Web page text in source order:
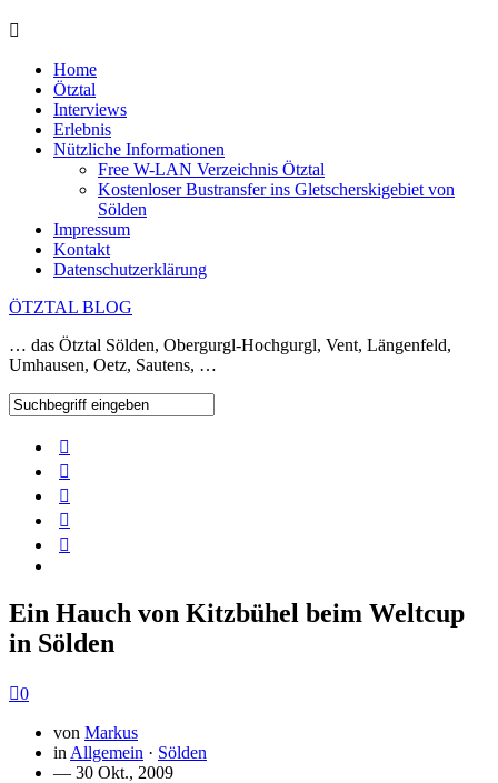
Home
Ötztal
Interviews
Erlebnis
Nützliche Informationen
Free W-LAN Verzeichnis Ötztal
Kostenloser Bustransfer ins Gletscherskigebiet von
Sölden
Impressum
Kontakt
Datenschutzerklärung
ÖTZTAL BLOG
… das Ötztal Sölden, Obergurgl-Hochgurgl, Vent, Längenfeld,
Umhausen, Oetz, Sautens, …
Ein Hauch von Kitzbühel beim Weltcup
in Sölden
0
von Markus
in Allgemein · Sölden
— 30 Okt., 2009